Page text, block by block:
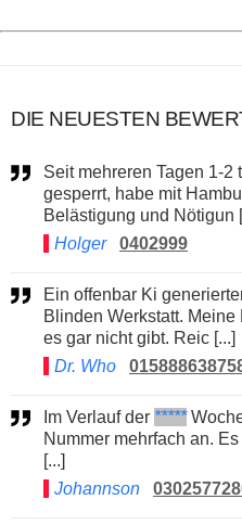
DIE NEUESTEN
Seit mehreren Tagen 1-2 täglich, bereits ab 2 Anruf
gesperrt, habe mit
Belästigung und Nötigun
Holger
0402999
Ein offenbar Ki generierter Anruf einer angeblichen
Blinden Werkstatt.
es gar nicht gibt. Reic [...]
Dr. Who
Im Verlauf der *****
Nummer mehrfach an.
[...]
Johannson